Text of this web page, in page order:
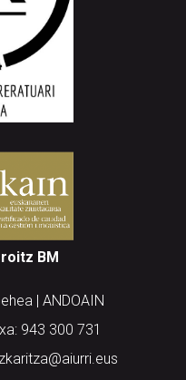
BM
| ANDOAIN
943 300 731
garatua